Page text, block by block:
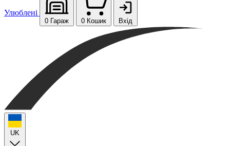
Улюблені
0 Гараж 0 Кошик Вхід